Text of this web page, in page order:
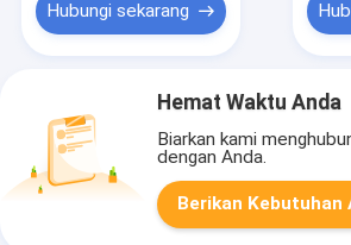
Hubungi sekarang
Hemat Waktu Anda
Biarkan kami
dengan Anda.
Berikan Kebutuhan